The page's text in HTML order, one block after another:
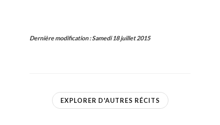
Dernière modification:Samedi 18 juillet 2015
EXPLORER D'AUTRES RÉCITS